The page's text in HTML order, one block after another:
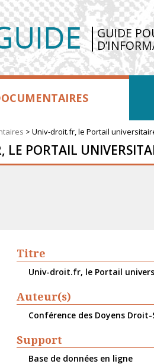
GUIDE
> Univ-droit.fr, le Portail
LE PORTAIL
Titre
Univ-droit.fr, le Portail
Auteur(s)
Conférence des Doyens
Support
Base de données en ligne